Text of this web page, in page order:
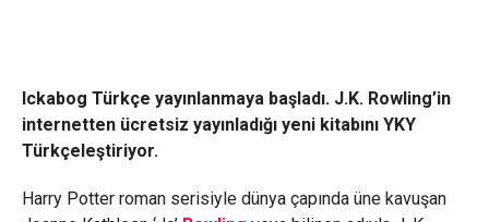
Ickabog Türkçe yayınlanmaya başladı. J.K. Rowling’in
internetten ücretsiz yayınladığı yeni kitabını YKY
Türkçeleştiriyor.
Harry Potter roman serisiyle dünya çapında üne kavuşan